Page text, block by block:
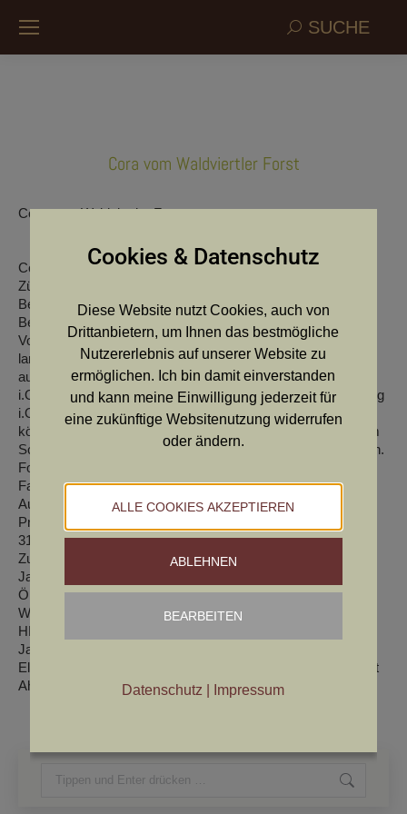
Search:SUCHE
Cora vom Waldviertler Forst
Cora vom Waldviertler Forst
Cora vom Waldviertler Forst
Züchter: Ing. Martin Artner
Besitzer: Petra Fleischl
Beschreibung
Vollständigs Scherengebiss, schöner Hündinnenkopf,
langgestreckter Fang, Behang tief angesetzt, leicht nach
außen gedreht, Hals gut aufgesetzt, obere Linie i.O., Kruppe
i.O., Rute gut angesetzt und getragen, Winkelung und Stellung
i.O., knappes Gebrauchshaar, Befransung und Befahnung
könnten besser sein, schönes raumgreifendes Gangwerk, im
Schritt hinten etwas hackeneng, angenehmes ruhiges Wesen.
Formwert: sg/sg/sg, 64 cm
Farbe: braun, weißer Brustfleck
Auge: mittel
Prüfungen: AP 168, Fuw.P. 308 Ib, VGP 402 Ic, Int. VGP (D)
315 II, Btr.
Zuchtmerkmale
Jagdliche Leistungszucht
ÖHZB: DL 5937
Wurfdatum : 22.02.2012
HD: A, ED und OCD frei Laut: sichtlaut
Jagdliche Eignung:
Eltern: Hanno vom Emsdeich x Amira vom Waldviertler Forst
Ahnentafel
Cookies & Datenschutz
Diese Website nutzt Cookies, auch von
Drittanbietern, um Ihnen das bestmögliche
Nutzererlebnis auf unserer Website zu
ermöglichen. Ich bin damit einverstanden
und kann meine Einwilligung jederzeit für
eine zukünftige Websitenutzung widerrufen
oder ändern.
ALLE COOKIES AKZEPTIEREN
ABLEHNEN
BEARBEITEN
Datenschutz Impressum